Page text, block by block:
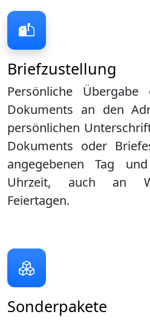
Briefzustellung
Persönliche
Dokuments an den
persönlichen
Dokuments oder
angegebenen Tag
Uhrzeit, auch an
Feiertagen.
Sonderpakete